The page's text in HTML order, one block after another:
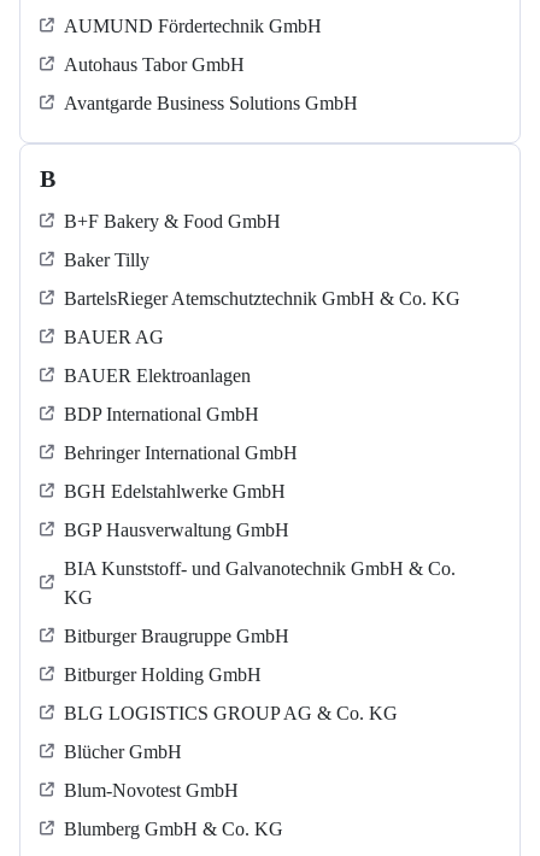
AUMUND Fördertechnik GmbH
Autohaus Tabor GmbH
Avantgarde Business Solutions GmbH
B
B+F Bakery & Food GmbH
Baker Tilly
BartelsRieger Atemschutztechnik GmbH & Co. KG
BAUER AG
BAUER Elektroanlagen
BDP International GmbH
Behringer International GmbH
BGH Edelstahlwerke GmbH
BGP Hausverwaltung GmbH
BIA Kunststoff- und Galvanotechnik GmbH & Co.
KG
Bitburger Braugruppe GmbH
Bitburger Holding GmbH
BLG LOGISTICS GROUP AG & Co. KG
Blücher GmbH
Blum-Novotest GmbH
Blumberg GmbH & Co. KG